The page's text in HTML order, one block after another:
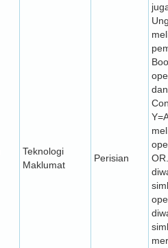
Teknologi
Maklumat
Perisian